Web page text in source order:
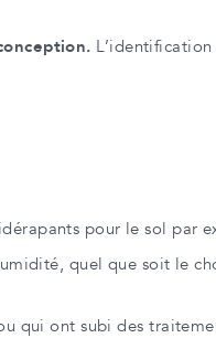
L’identification
pour le sol par
quel que soit le
qui ont subi des